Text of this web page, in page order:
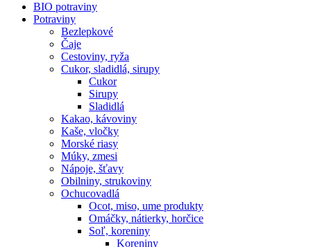
BIO potraviny
Potraviny
Bezlepkové
Čaje
Cestoviny, ryža
Cukor, sladidlá, sirupy
Cukor
Sirupy
Sladidlá
Kakao, kávoviny
Kaše, vločky
Morské riasy
Múky, zmesi
Nápoje, šťavy
Obilniny, strukoviny
Ochucovadlá
Ocot, miso, ume produkty
Omáčky, nátierky, horčice
Soľ, koreniny
Koreniny